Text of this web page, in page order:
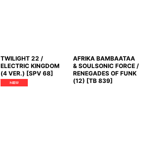
TWILIGHT 22 /
ELECTRIC KINGDOM
(4 VER.) [SPV 68]
AFRIKA BAMBAATAA
& SOULSONIC FORCE /
RENEGADES OF FUNK
(12) [TB 839]